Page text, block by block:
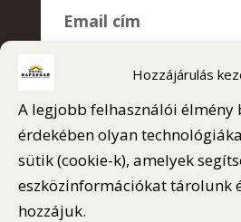
Hozzájárulás
A legjobb felhasználói élmény
érdekében olyan
sütik (cookie-k), amelyek
eszközinformációkat tárolunk
hozzájuk.
Email cím
Az űrlap elküldésével
és azadatvédelmi
Recaptcha v2